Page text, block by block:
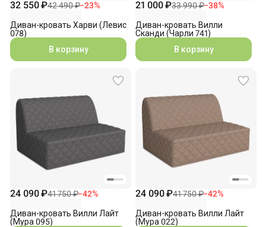
32 550 ₽42 490 ₽−23%
Диван-кровать Харви (Левис
078)
В корзину
21 000 ₽33 990 ₽−38%
Диван-кровать Вилли
Сканди (Чарли 741)
В корзину
24 090 ₽41 750 ₽−42%
Диван-кровать Вилли Лайт
(Мура 095)
24 090 ₽41 750 ₽−42%
Диван-кровать Вилли Лайт
(Мура 022)